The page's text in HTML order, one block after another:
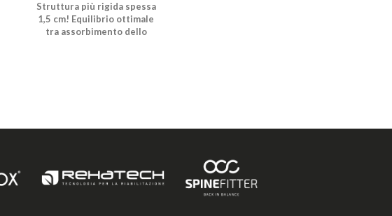
Struttura più rigida spessa
1,5 cm! Equilibrio ottimale
tra assorbimento dello